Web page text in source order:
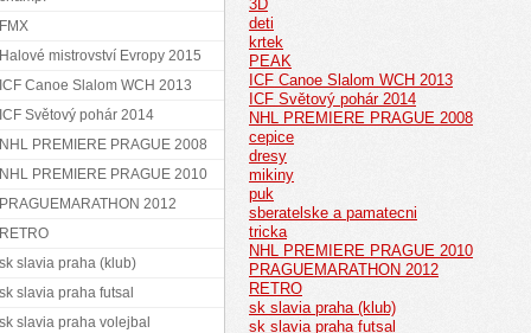
3D
deti
krtek
PEAK
ICF Canoe Slalom WCH 2013
ICF Světový pohár 2014
NHL PREMIERE PRAGUE 2008
cepice
dresy
mikiny
puk
sberatelske a pamatecni
tricka
NHL PREMIERE PRAGUE 2010
PRAGUEMARATHON 2012
RETRO
sk slavia praha (klub)
sk slavia praha futsal
FMX
Halové mistrovství Evropy 2015
ICF Canoe Slalom WCH 2013
ICF Světový pohár 2014
NHL PREMIERE PRAGUE 2008
NHL PREMIERE PRAGUE 2010
PRAGUEMARATHON 2012
RETRO
sk slavia praha (klub)
sk slavia praha futsal
sk slavia praha volejbal